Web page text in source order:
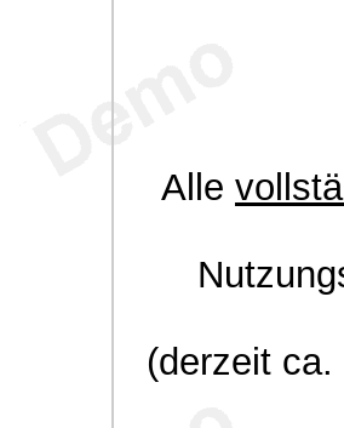
Alle
(derzeit